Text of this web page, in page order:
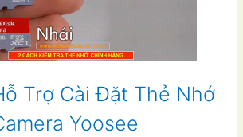
Trợ Cài Đặt Thẻ Nhớ
Yoosee